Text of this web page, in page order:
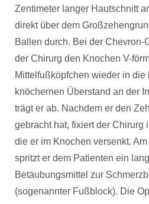
Zentimeter langer Hautschnitt
direkt über dem
Ballen durch. Bei der Chevron-
der Chirurg den Knochen V-
Mittelfußköpfchen wieder in die
knöchernen Überstand an der
trägt er ab. Nachdem er den
gebracht hat, fixiert der Chirurg
die er im Knochen versenkt.
spritzt er dem Patienten ein
Betäubungsmittel zur
(sogenannter Fußblock). Die